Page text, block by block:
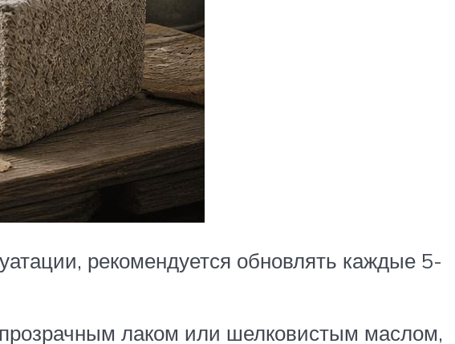
рекомендуется обновлять каждые 5-
лаком или шелковистым маслом,